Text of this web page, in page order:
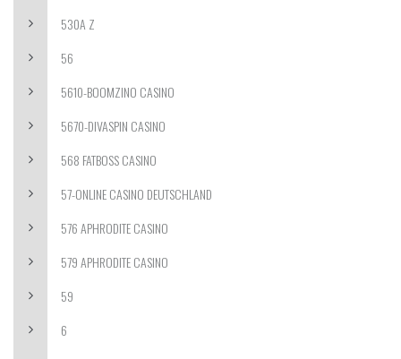
530A Z
56
5610-BOOMZINO CASINO
5670-DIVASPIN CASINO
568 FATBOSS CASINO
57-ONLINE CASINO DEUTSCHLAND
576 APHRODITE CASINO
579 APHRODITE CASINO
59
6